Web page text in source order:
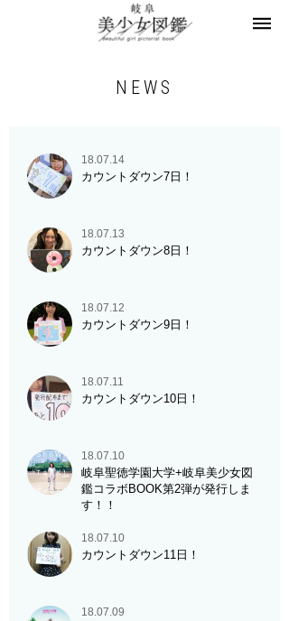
お知らせ
NEWS
18.07.14
カウントダウン7日！
18.07.13
カウントダウン8日！
18.07.12
カウントダウン9日！
18.07.11
カウントダウン10日！
18.07.10
岐阜聖徳学園大学+岐阜美少女図
鑑コラボBOOK第2弾が発行しま
す！！
18.07.10
カウントダウン11日！
18.07.09